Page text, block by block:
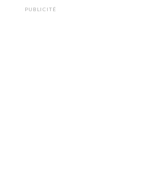
PUBLICITÉ